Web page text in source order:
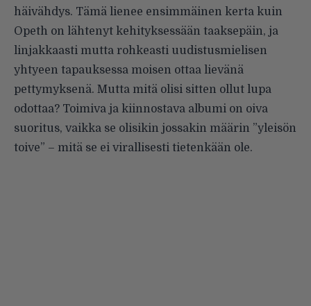
häivähdys. Tämä lienee ensimmäinen kerta kuin
Opeth on lähtenyt kehityksessään taaksepäin, ja
linjakkaasti mutta rohkeasti uudistusmielisen
yhtyeen tapauksessa moisen ottaa lievänä
pettymyksenä. Mutta mitä olisi sitten ollut lupa
odottaa? Toimiva ja kiinnostava albumi on oiva
suoritus, vaikka se olisikin jossakin määrin ”yleisön
toive” – mitä se ei virallisesti tietenkään ole.